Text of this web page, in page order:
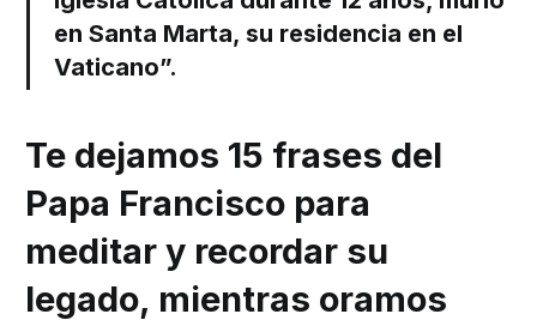
en Santa Marta, su residencia en el
Vaticano”.
Te dejamos 15 frases del
Papa Francisco para
meditar y recordar su
legado, mientras oramos